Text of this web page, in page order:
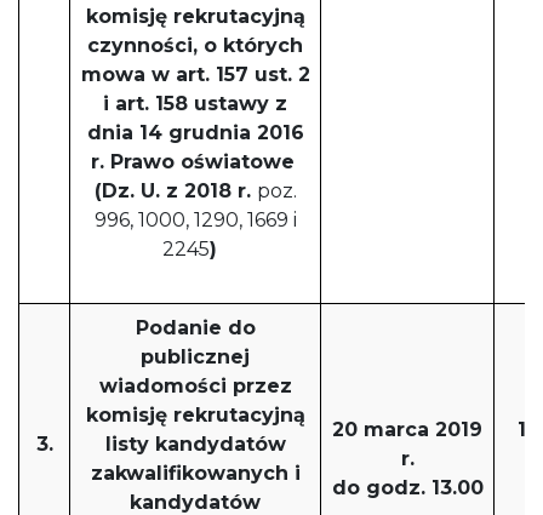
komisję rekrutacyjną
czynności, o których
mowa w art. 157 ust. 2
i art. 158 ustawy z
dnia 14 grudnia 2016
r. Prawo oświatowe
(Dz. U. z 2018 r. poz.
996, 1000, 1290, 1669 i
2245)
3.
Podanie do
publicznej
wiadomości przez
komisję rekrutacyjną
listy kandydatów
zakwalifikowanych i
kandydatów
20 marca 2019
r.
do godz. 13.00